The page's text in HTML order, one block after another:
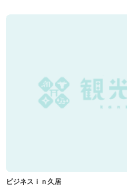
ビジネスｉｎ久居